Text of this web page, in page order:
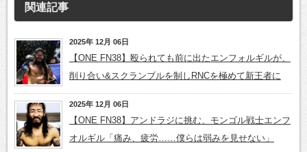
関連記事
2025年 12月 06日
【ONE FN38】殴られても前に出たエンフォルギルが、
削り合い&スクランブルを制しRNCを極めて新王者に
2025年 12月 06日
【ONE FN38】アンドラジに挑む、モンゴル戦士エンフ
オルギル「痛み、疲労……僕らは弱みを見せない」